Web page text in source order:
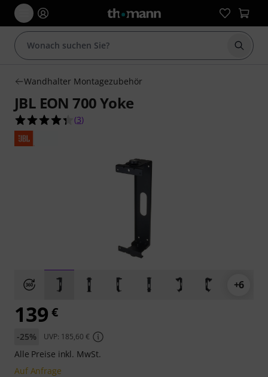
Suche
Wandhalter Montagezubehör
JBL EON 700 Yoke
4.3 von 5 Sternen aus 3 Kundenbewertungen
(3)
+6
139 €
-25% UVP: 185,60 €
Alle Preise inkl. MwSt.
Auf Anfrage